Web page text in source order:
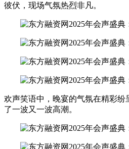
彼伏，现场气氛热烈非凡。
欢声笑语中，晚宴的气氛在精彩纷
了一波又一波高潮。